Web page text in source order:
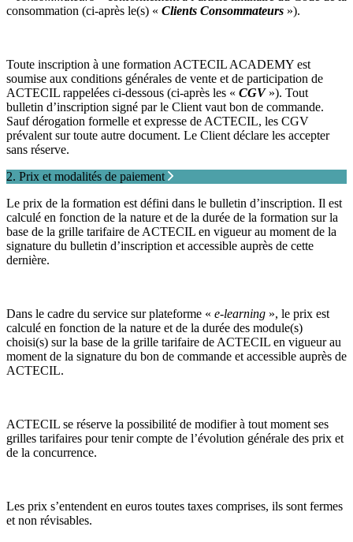
consommation (ci-après le(s) « Clients Consommateurs »).
Toute inscription à une formation ACTECIL ACADEMY est
soumise aux conditions générales de vente et de participation de
ACTECIL rappelées ci-dessous (ci-après les « CGV»). Tout
bulletin d’inscription signé par le Client vaut bon de commande.
Sauf dérogation formelle et expresse de ACTECIL, les CGV
prévalent sur toute autre document. Le Client déclare les accepter
sans réserve.
2. Prix et modalités de paiement
Le prix de la formation est défini dans le bulletin d’inscription. Il est
calculé en fonction de la nature et de la durée de la formation sur la
base de la grille tarifaire de ACTECIL en vigueur au moment de la
signature du bulletin d’inscription et accessible auprès de cette
dernière.
Dans le cadre du service sur plateforme « e-learning », le prix est
calculé en fonction de la nature et de la durée des module(s)
choisi(s) sur la base de la grille tarifaire de ACTECIL en vigueur au
moment de la signature du bon de commande et accessible auprès de
ACTECIL.
ACTECIL se réserve la possibilité de modifier à tout moment ses
grilles tarifaires pour tenir compte de l’évolution générale des prix et
de la concurrence.
Les prix s’entendent en euros toutes taxes comprises, ils sont fermes
et non révisables.